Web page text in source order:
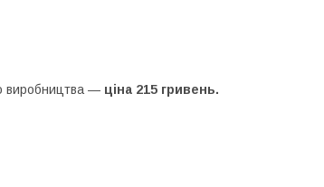
виробництва — ціна 215 гривень.